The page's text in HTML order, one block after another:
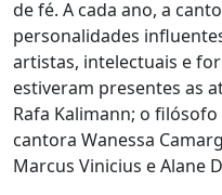
de fé. A cada ano, a
personalidades
artistas, intelectuais e
estiveram presentes as
Rafa Kalimann; o
cantora Wanessa
Marcus Vinicius e Alane